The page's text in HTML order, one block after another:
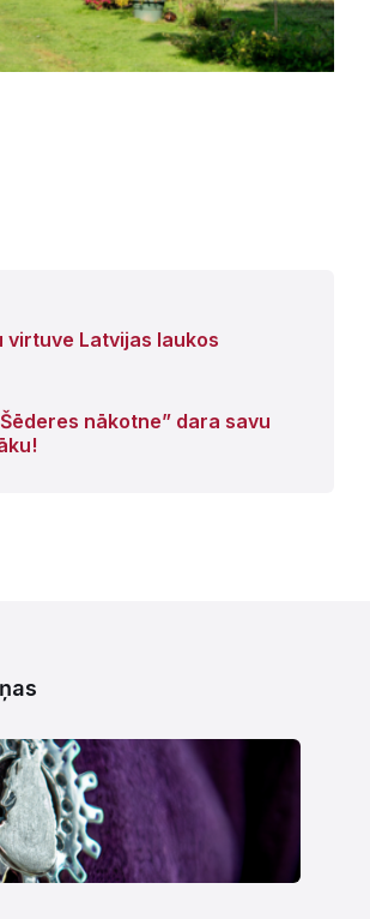
virtuve Latvijas laukos
nākotne” dara savu